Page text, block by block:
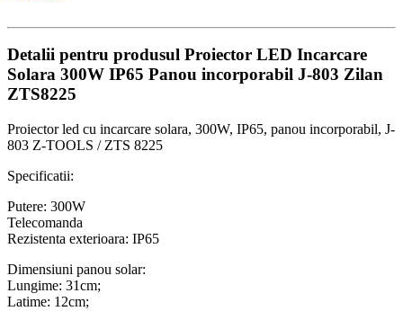
Detalii pentru produsul Proiector LED Incarcare
Solara 300W IP65 Panou incorporabil J-803 Zilan
ZTS8225
Proiector led cu incarcare solara, 300W, IP65, panou incorporabil, J-
803 Z-TOOLS / ZTS 8225
Specificatii:
Putere: 300W
Telecomanda
Rezistenta exterioara: IP65
Dimensiuni panou solar:
Lungime: 31cm;
Latime: 12cm;